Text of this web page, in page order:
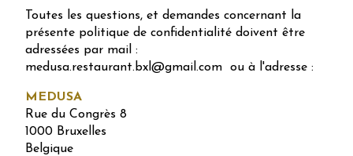
Toutes les questions, et demandes concernant la
présente politique de confidentialité doivent être
adressées par mail :
medusa.restaurant.bxl@gmail.com ou à l'adresse :
MEDUSA
Rue du Congrès 8
1000 Bruxelles
Belgique